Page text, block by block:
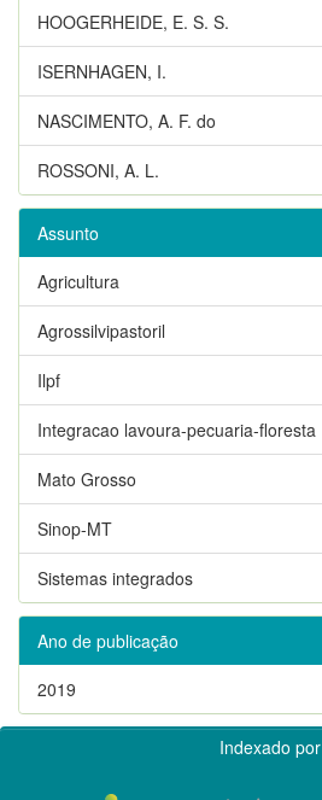
HOOGERHEIDE, E. S. S.
ISERNHAGEN, I.
NASCIMENTO, A. F. do
ROSSONI, A. L.
Assunto
Agricultura
Agrossilvipastoril
Ilpf
Integracao lavoura-pecuaria-floresta
Mato Grosso
Sinop-MT
Sistemas integrados
Ano de publicação
2019
Indexado por